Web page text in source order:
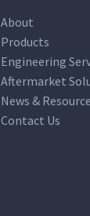
About
Products
Engineering
Aftermarket
News &
Contact Us